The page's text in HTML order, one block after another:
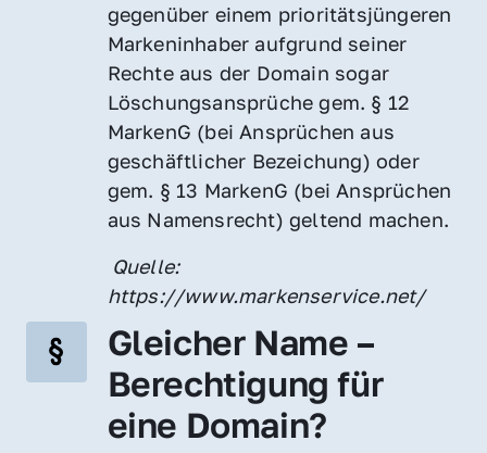
gegenüber einem prioritätsjüngeren
Markeninhaber aufgrund seiner
Rechte aus der Domain sogar
Löschungsansprüche gem. § 12
MarkenG (bei Ansprüchen aus
geschäftlicher Bezeichung) oder
gem. § 13 MarkenG (bei Ansprüchen
aus Namensrecht) geltend machen.
https://www.markenservice.net/
Gleicher Name –
Berechtigung für
eine Domain?